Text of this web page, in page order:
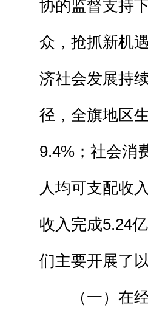
协的监督支持
众，抢抓新机
济社会发展持
径，全旗地区
9.4%；社会消
人均可支配收
收入完成5.24
们主要开展了
（一）在经